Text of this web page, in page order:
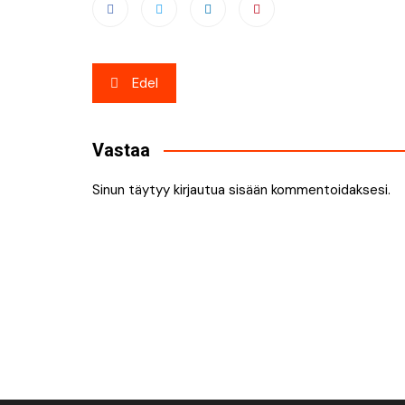
Artikkelien
selaus
Edel
Vastaa
Sinun täytyy kirjautua sisään kommentoidaksesi.